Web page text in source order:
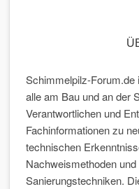
Schimmelpilz-Forum.de
alle am Bau und an der
Verantwortlichen und
Fachinformationen zu
technischen
Nachweismethoden
Sanierungstechniken.